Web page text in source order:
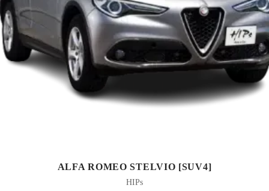
ALFA ROMEO STELVIO [SUV4]
HIPs